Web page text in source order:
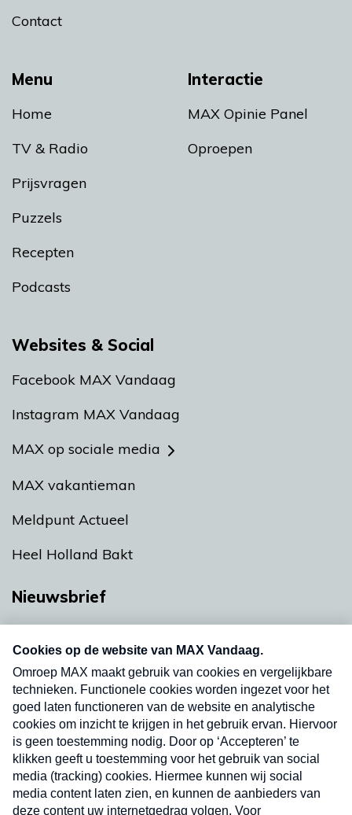
Menu
Home
TV & Radio
Prijsvragen
Puzzels
Recepten
Podcasts
Interactie
MAX Opinie Panel
Oproepen
Contact
Websites & Social
Facebook MAX Vandaag
Instagram MAX Vandaag
MAX op sociale media
MAX vakantieman
Meldpunt Actueel
Heel Holland Bakt
Nieuwsbrief
nieuwsbrief. Elke vrijdag- en dinsdagochtend in
uw mailbox.
Verzend